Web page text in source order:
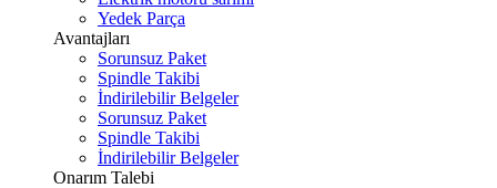
Yedek Parça
Avantajları
Sorunsuz Paket
Spindle Takibi
İndirilebilir Belgeler
Sorunsuz Paket
Spindle Takibi
İndirilebilir Belgeler
Onarım Talebi